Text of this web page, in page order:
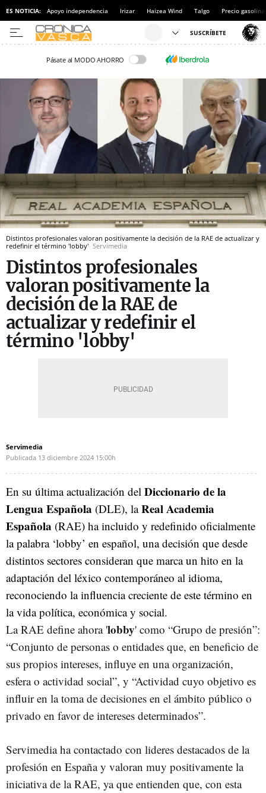
ES NOTICIA: Apoyo independencia Irizar Haizea Wind Talgo Precio gasolina
Pásate al MODO AHORRO
Distintos profesionales valoran positivamente la decisión de la RAE de actualizar y
redefinir el término 'lobby' Servimedia
Distintos profesionales
valoran positivamente la
decisión de la RAE de
actualizar y redefinir el
término 'lobby'
Servimedia
Publicada 13 diciembre 2024 15:00h
En su última actualización del Diccionario de la
Lengua Española (DLE), laReal Academia
Española (RAE) ha incluido y redefinido oficialmente
la palabra ‘lobby’ en español, una decisión que desde
distintos sectores consideran que marca un hito en la
adaptación del léxico contemporáneo al idioma,
reconociendo la influencia creciente de este término en
la vida política, económica y social.
La RAE define ahora 'lobby' como “Grupo de presión”:
“Conjunto de personas o entidades que, en beneficio de
sus propios intereses, influye en una organización,
esfera o actividad social”, y “Actividad cuyo objetivo es
influir en la toma de decisiones en el ámbito público o
privado en favor de intereses determinados”.
Servimedia ha contactado con lideres destacados de la
profesión en España y valoran muy positivamente la
iniciativa de la RAE, ya que entienden que, con esta